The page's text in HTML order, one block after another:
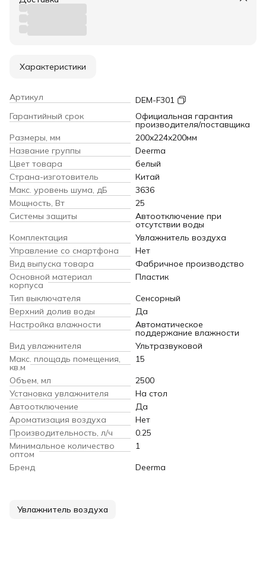
Характеристики
Артикул
DEM-F301
Гарантийный срок
Официальная гарантия
производителя/поставщика
Размеры, мм
200x224x200мм
Название группы
Deerma
Цвет товара
белый
Страна-изготовитель
Китай
Макс. уровень шума, дБ
3636
Мощность, Вт
25
Системы защиты
Автоотключение при
отсутствии воды
Комплектация
Увлажнитель воздуха
Управление со смартфона
Нет
Вид выпуска товара
Фабричное производство
Основной материал
корпуса
Пластик
Тип выключателя
Сенсорный
Верхний долив воды
Да
Настройка влажности
Автоматическое
поддержание влажности
Вид увлажнителя
Ультразвуковой
Макс. площадь помещения,
кв.м
15
Объем, мл
2500
Установка увлажнителя
На стол
Автоотключение
Да
Ароматизация воздуха
Нет
Производительность, л/ч
0.25
Минимальное количество
оптом
1
Бренд
Deerma
Увлажнитель воздуха